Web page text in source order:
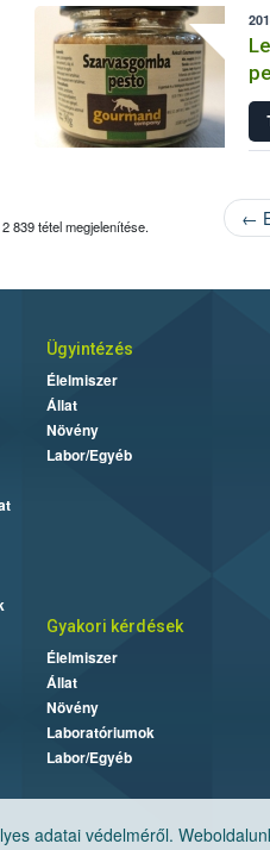
839 tétel megjelenítése. ←
adatai védelméről.
Ügyintézés
Élelmiszer
Állat
Növény
Labor/Egyéb
Gyakori kérdések
Élelmiszer
Állat
Növény
Laboratóriumok
Labor/Egyéb